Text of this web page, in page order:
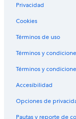
Hoteles con
Hoteles con
Hoteles con
Hoteles con
Privacidad
Cookies
Términos de uso
Términos y
Términos y
Accesibilidad
Opciones de
Pautas y reporte de